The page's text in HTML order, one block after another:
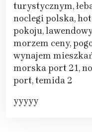
turystycznym,
noclegi polska,
pokoju,
morzem ceny,
wynajem
morska port 21,
port, temida 2
yyyyy